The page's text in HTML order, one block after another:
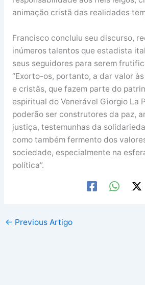
animação cristã das realidades
Francisco concluiu seu discurso,
inúmeros talentos que estadista
seus seguidores para serem
“Exorto-os, portanto, a dar valor
e cristãs, que fazem parte do
espiritual do Venerável Giorgio La
poderão ser construtores da paz,
justiça, testemunhas da
como também fermento dos
sociedade, especialmente na
política”.
← Previous Artigo